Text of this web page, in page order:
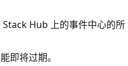
Hub 上的事件中心的所
即将过期。